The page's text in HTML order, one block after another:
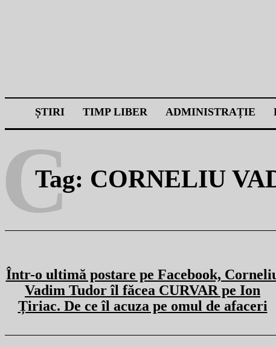
ȘTIRI TIMP LIBER ADMINISTRAȚIE
Tag: CORNELIU
C
Într-o ultimă postare pe Facebook,
Vadim Tudor îl făcea CURVAR pe Ion
Țiriac. De ce îl acuza pe omul de afaceri